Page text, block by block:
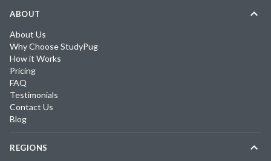
ABOUT
About Us
Why Choose StudyPug
How it Works
Pricing
FAQ
Testimonials
Contact Us
Blog
REGIONS